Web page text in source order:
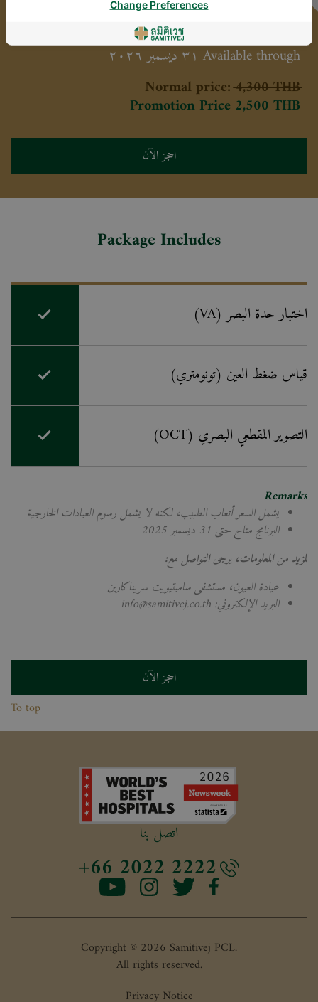
فحص المياه الزرقاء وذمة البقعة الصفراء
Available through ٣١ ديسمبر ٢٠٢٦
Normal price:4,300 THB
Promotion Price 2,500 THB
احجز الآن
Package Includes
اختبار حدة البصر (VA)
قياس ضغط العين (تونومتري)
التصوير المقطعي البصري (OCT)
Remarks
يشمل السعر أتعاب الطبيب، لكنه لا يشمل رسوم العيادات الخارجية
البرنامج متاح حتى 31 ديسمبر 2025
لمزيد من المعلومات، يرجى التواصل مع:
عيادة العيون، مستشفى ساميتيويت سريناكارين
البريد الإلكتروني: info@samitivej.co.th
احجز الآن
To top
اتصل بنا
+66 2022 2222
Copyright © 2026 Samitivej PCL.
All rights reserved.
Privacy Notice
Change Preferences